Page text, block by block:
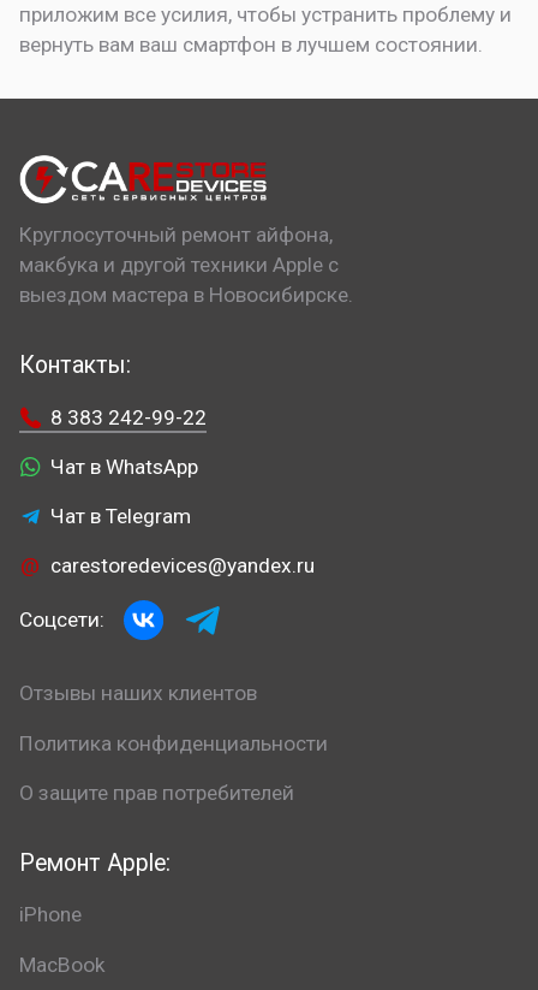
приложим все усилия, чтобы устранить проблему и
вернуть вам ваш смартфон в лучшем состоянии.
Круглосуточный ремонт айфона,
макбука и другой техники Apple с
выездом мастера в Новосибирске.
Ремонт Apple:
iPhone
MacBook
Контакты:
8 383 242-99-22
Чат в WhatsApp
Чат в Telegram
carestoredevices@yandex.ru
Соцсети:
Отзывы наших клиентов
Политика конфиденциальности
О защите прав потребителей